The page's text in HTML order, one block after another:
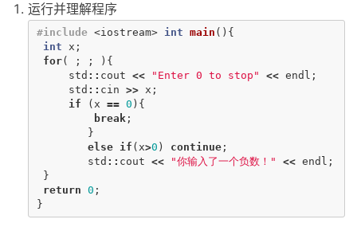
运行并理解程序
#include <iostream> int main (){
int x ;
for( ; ;
){
std :: cout << "Enter 0 to stop" << endl ;
std :: cin >> x ;
if
( x == 0 ){
break ;
}
else if ( x>0 ) continue ;
std :: cout << "你输入了一个负数！" << endl ;
}
return 0 ;
}